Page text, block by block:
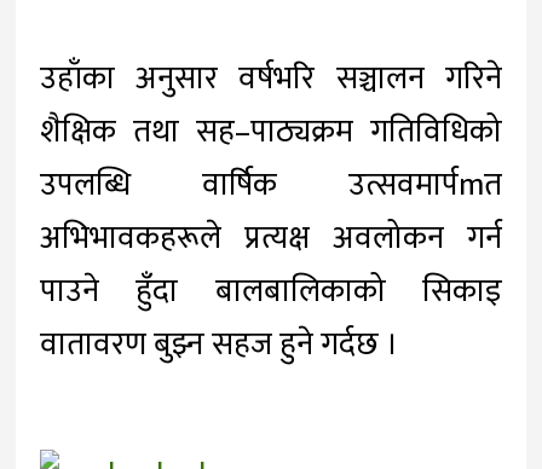
उहाँका अनुसार वर्षभरि सञ्चालन गरिने
शैक्षिक तथा सह–पाठ्यक्रम गतिविधिको
उपलब्धि वार्षिक उत्सवमार्पmत
अभिभावकहरूले प्रत्यक्ष अवलोकन गर्न
पाउने हुँदा बालबालिकाको सिकाइ
वातावरण बुझ्न सहज हुने गर्दछ ।